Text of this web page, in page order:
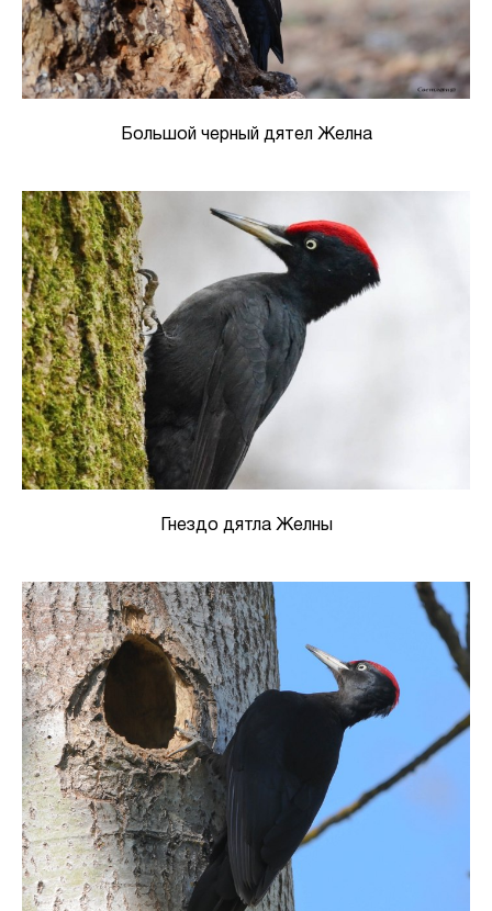
Большой черный дятел Желна
Гнездо дятла Желны